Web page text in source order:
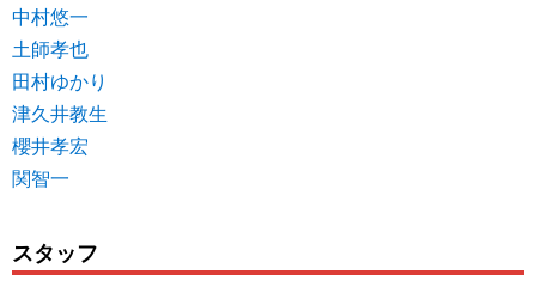
中村悠一
土師孝也
田村ゆかり
津久井教生
櫻井孝宏
関智一
スタッフ